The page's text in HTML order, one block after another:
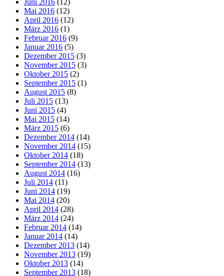
Mai 2016 (12)
April 2016 (12)
März 2016 (1)
Februar 2016 (9)
Januar 2016 (5)
Dezember 2015 (3)
November 2015 (3)
Oktober 2015 (2)
September 2015 (1)
August 2015 (8)
Juli 2015 (13)
Juni 2015 (4)
Mai 2015 (14)
März 2015 (6)
Dezember 2014 (14)
November 2014 (15)
Oktober 2014 (18)
September 2014 (13)
August 2014 (16)
Juli 2014 (11)
Juni 2014 (19)
Mai 2014 (20)
April 2014 (28)
März 2014 (24)
Februar 2014 (14)
Januar 2014 (14)
Dezember 2013 (14)
November 2013 (19)
Oktober 2013 (14)
September 2013 (18)